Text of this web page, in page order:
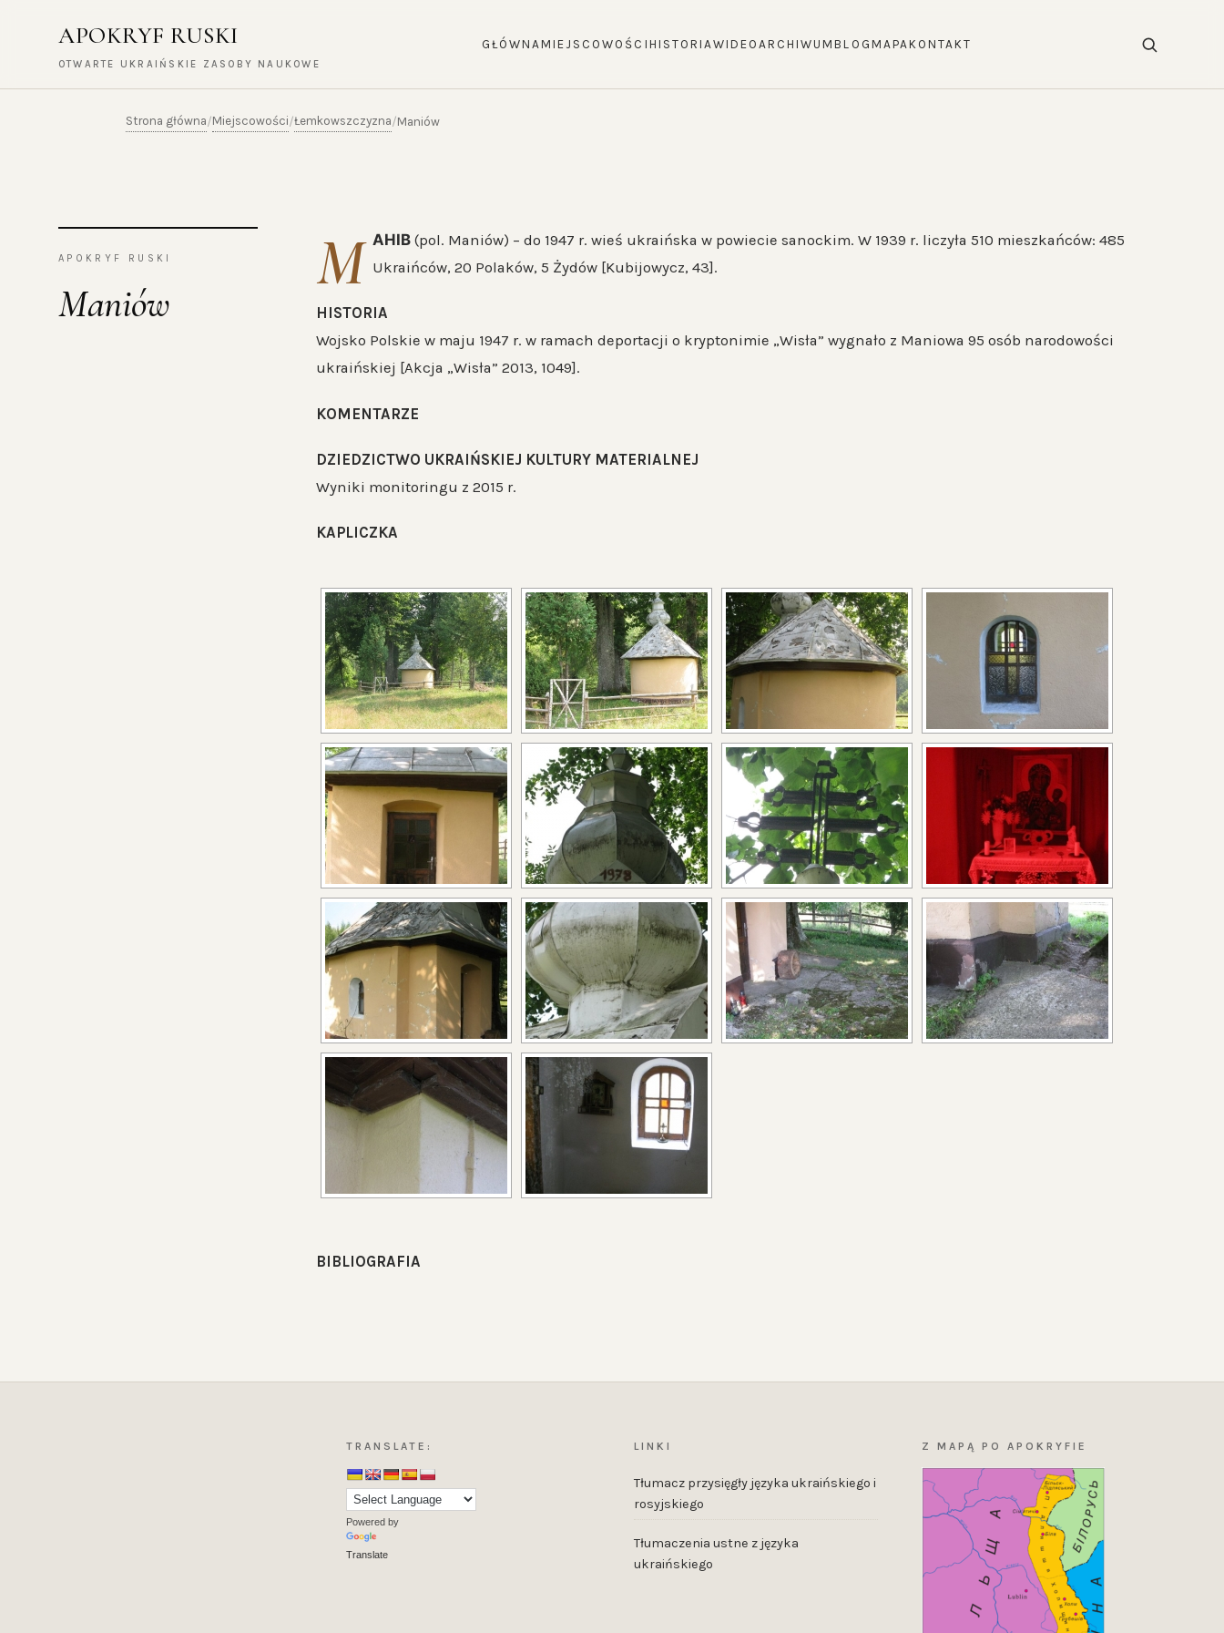
APOKRYF RUSKI
OTWARTE UKRAIŃSKIE ZASOBY NAUKOWE
GŁÓWNAMIEJSCOWOŚCI HISTORIA WIDEOARCHIWUMBLOG MAPA KONTAKT
Strona główna/Miejscowości/Łemkowszczyzna/Maniów
APOKRYF RUSKI
Maniów
М АНІВ(pol. Maniów) – do 1947 r. wieś ukraińska w powiecie sanockim. W 1939 r. liczyła 510 mieszkańców: 485
Ukraińców, 20 Polaków, 5 Żydów [Kubijowycz, 43].
HISTORIA
Wojsko Polskie w maju 1947 r. w ramach deportacji o kryptonimie „Wisła” wygnało z Maniowa 95 osób narodowości
ukraińskiej [Akcja „Wisła” 2013, 1049].
KOMENTARZE
DZIEDZICTWO UKRAIŃSKIEJ KULTURY MATERIALNEJ
Wyniki monitoringu z 2015 r.
KAPLICZKA
BIBLIOGRAFIA
TRANSLATE:
Powered by
Translate
LINKI
Tłumacz przysięgły języka ukraińskiego i
rosyjskiego
Tłumaczenia ustne z języka
ukraińskiego
Z MAPĄ PO APOKRYFIE